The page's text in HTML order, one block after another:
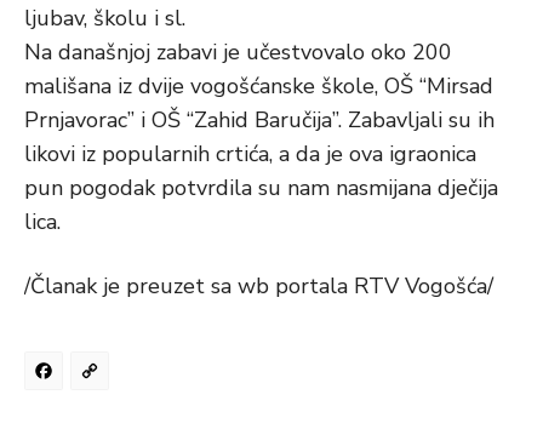
ljubav, školu i sl.
Na današnjoj zabavi je učestvovalo oko 200
mališana iz dvije vogošćanske škole, OŠ “Mirsad
Prnjavorac” i OŠ “Zahid Baručija”. Zabavljali su ih
likovi iz popularnih crtića, a da je ova igraonica
pun pogodak potvrdila su nam nasmijana dječija
lica.
/Članak je preuzet sa wb portala RTV Vogošća/
Facebook